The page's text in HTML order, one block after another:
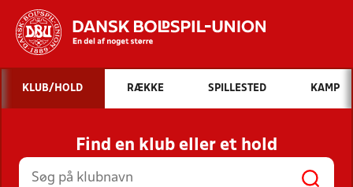
Hvad vil du søge efter?
INDHOLD OG NYHEDER
STILLINGER, RESULTATER, KLUBBER OG
HOLD
KLUB/HOLD RÆKKE SPILLESTED KAMP
Find en klub eller et hold